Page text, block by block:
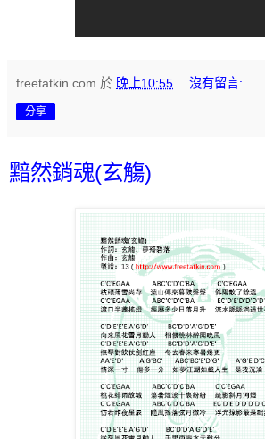
freetatkin.com 於 晚上10:55 沒有留言:
分享
黯然銷魂(玄觴)